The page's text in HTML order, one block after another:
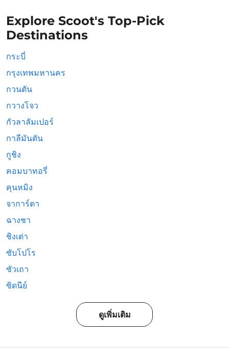
Explore Scoot's Top-Pick
Destinations
กระบี่
กรุงเทพมหานคร
กวนตัน
กวางโจว
กัวลาลัมเปอร์
กาลีมันตัน
กูชิง
คอมบาทอรี่
คุนหมิง
จาการ์ตา
ฉางชา
ชิงเต่า
ซับโปโร
ซัวเถา
ซิดนีย์
ดูเพิ่มเติม